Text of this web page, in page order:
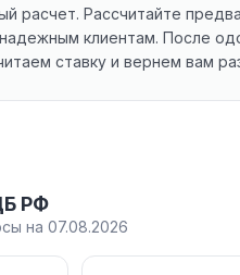
расчет. Рассчитайте
клиентам. После
ставку и вернем вам
РФ
на 07.08.2026